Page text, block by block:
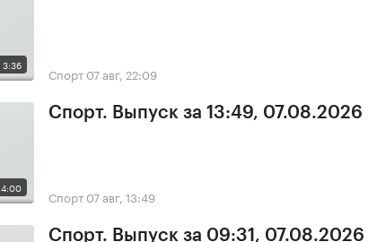
3:36 Спорт 07 авг, 22:09
4:00
Спорт. Выпуск за 13:49, 07.08.2026
Спорт 07 авг, 13:49
Спорт. Выпуск за 09:31, 07.08.2026